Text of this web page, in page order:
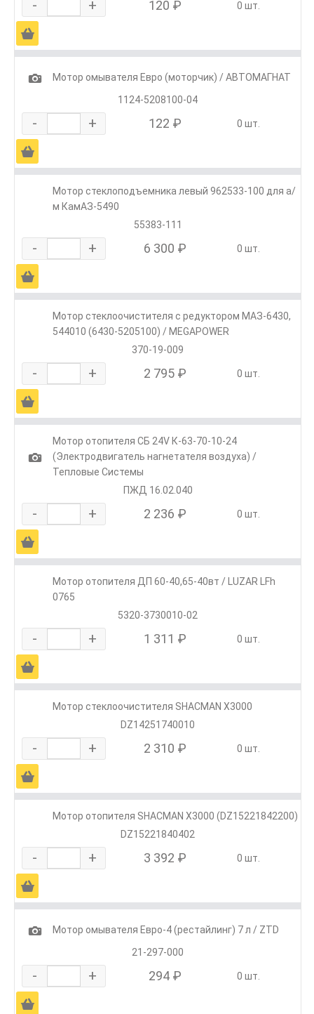
- + 120 ₽ 0 шт.
Ä
1
Мотор омывателя Евро (моторчик) / АВТОМАГНАТ
1124-5208100-04
- + 122 ₽ 0 шт.
Ä
Мотор стеклоподъемника левый 962533-100 для а/
м КамАЗ-5490
55383-111
- + 6 300 ₽ 0 шт.
Ä
Мотор стеклоочистителя с редуктором МАЗ-6430,
544010 (6430-5205100) / MEGAPOWER
370-19-009
- + 2 795 ₽ 0 шт.
Ä
1
Мотор отопителя СБ 24V К-63-70-10-24
(Электродвигатель нагнетателя воздуха) /
Тепловые Системы
ПЖД 16.02.040
- + 2 236 ₽ 0 шт.
Ä
Мотор отопителя ДП 60-40,65-40вт / LUZAR LFh
0765
5320-3730010-02
- + 1 311 ₽ 0 шт.
Ä
Мотор стеклоочистителя SHACMAN X3000
DZ14251740010
- + 2 310 ₽ 0 шт.
Ä
Мотор отопителя SHACMAN X3000 (DZ15221842200)
DZ15221840402
- + 3 392 ₽ 0 шт.
Ä
1
Мотор омывателя Евро-4 (рестайлинг) 7 л / ZTD
21-297-000
- + 294 ₽ 0 шт.
Ä